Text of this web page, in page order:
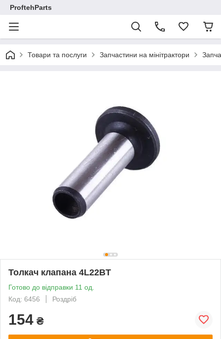
ProftehParts
Товари та послуги Запчастини на мінітрактори
Толкач клапана 4L22BT
Готово до відправки 11 од.
Код: 6456
Роздріб
154 ₴